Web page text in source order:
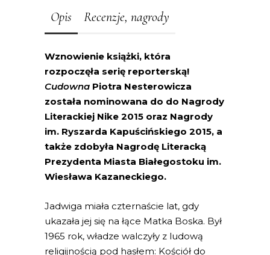
Opis Recenzje, nagrody
Wznowienie książki, która
rozpoczęła serię reporterską!
Cudowna Piotra Nesterowicza
została nominowana do do Nagrody
Literackiej Nike 2015 oraz Nagrody
im. Ryszarda Kapuścińskiego 2015, a
także zdobyła Nagrodę Literacką
Prezydenta Miasta Białegostoku im.
Wiesława Kazaneckiego.
Jadwiga miała czternaście lat, gdy
ukazała jej się na łące Matka Boska. Był
1965 rok, władze walczyły z ludową
religijnością pod hasłem: Kościół do